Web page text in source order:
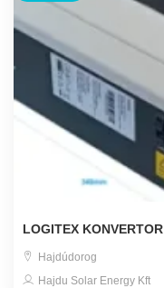
LOGITEX KONVERTOR
Hajdúdorog
Hajdu Solar Energy Kft